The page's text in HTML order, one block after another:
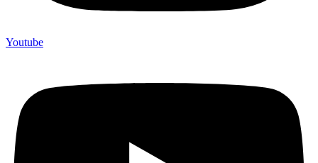
Youtube